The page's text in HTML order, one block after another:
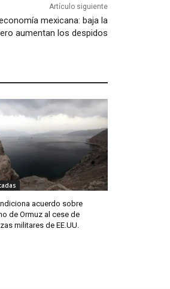
Artículo siguiente
mexicana: baja la
aumentan los despidos
acuerdo sobre
de Ormuz al cese de
militares de EE.UU.